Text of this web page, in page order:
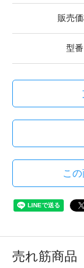
販売
型番
こ
売れ筋商品